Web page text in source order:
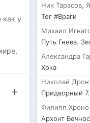
у
Ник Тарасов,
Тег #Враги
Михаил
Путь Гнева.
Александра
Хока
Николай
Придворный
Филипп Хроно
Архонт